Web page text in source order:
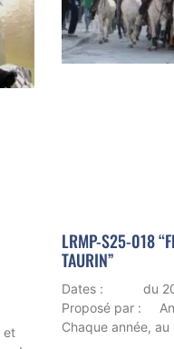
et
LRMP-S25-018
TAURIN”
Dates : du 20
Proposé par :
Chaque année, au